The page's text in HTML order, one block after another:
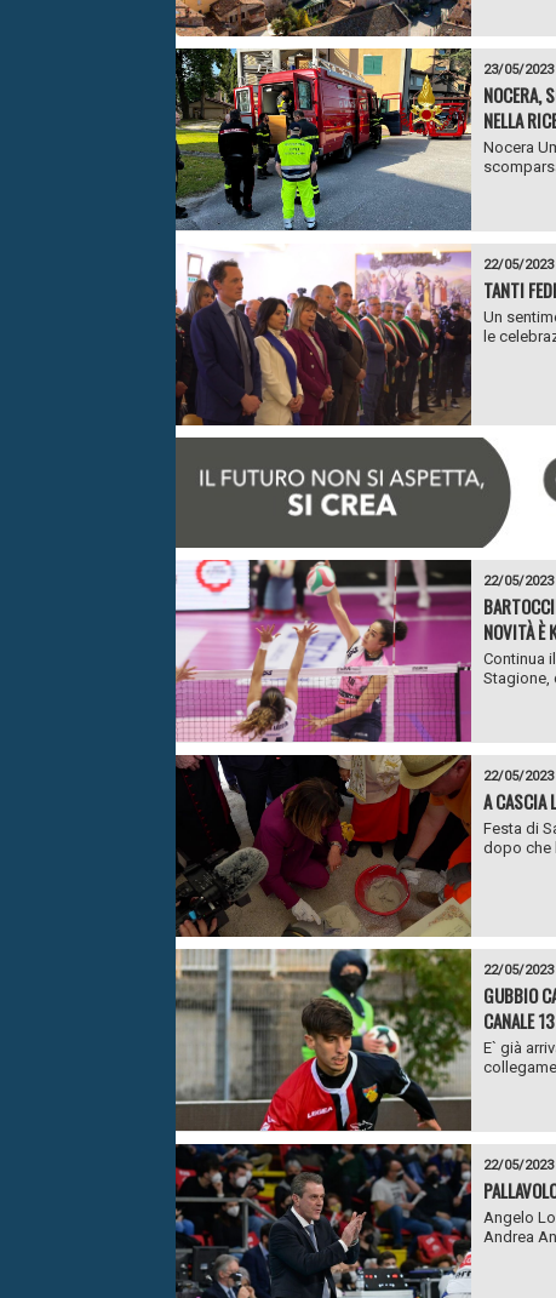
23/05/2023
NOCERA,
NELLA
Nocera
22/05/2023
TANTI
Un
le
22/05/2023
NOVITÀ È
Continua
Stagione,
22/05/2023
A CASCIA
Festa di
dopo che
22/05/2023
GUBBIO
CANALE
E` già
22/05/2023
Angelo
Andrea